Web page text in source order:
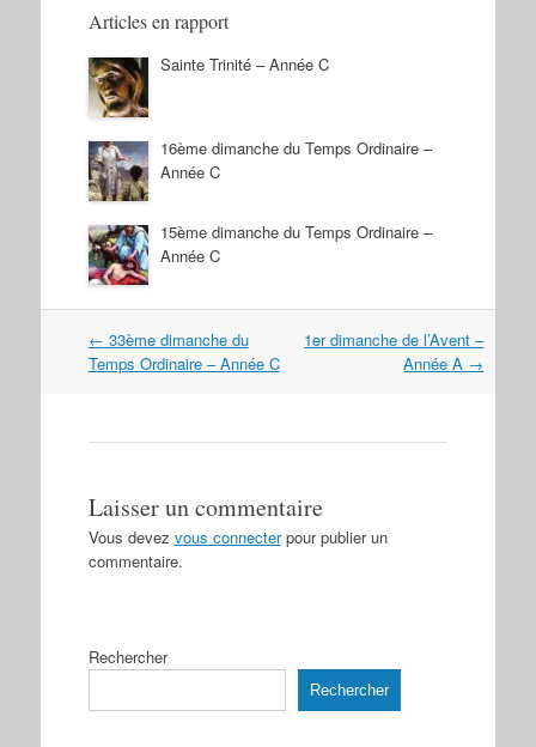
Articles en rapport
Sainte Trinité – Année C
16ème dimanche du Temps Ordinaire –
Année C
15ème dimanche du Temps Ordinaire –
Année C
Navigation
dans
← 33ème dimanche du
Temps Ordinaire – Année C
1er dimanche de l’Avent –
Année A →
Laisser un commentaire
Vous devez vous connecterpour publier un
commentaire.
Rechercher
Rechercher